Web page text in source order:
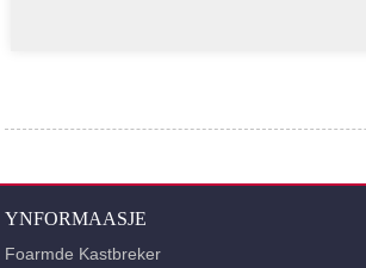
YNFORMAASJE
Foarmde Kastbreker